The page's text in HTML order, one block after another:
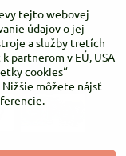
tejto webovej
údajov o jej
a služby tretích
partnerom v EÚ, USA
cookies“
môžete nájsť